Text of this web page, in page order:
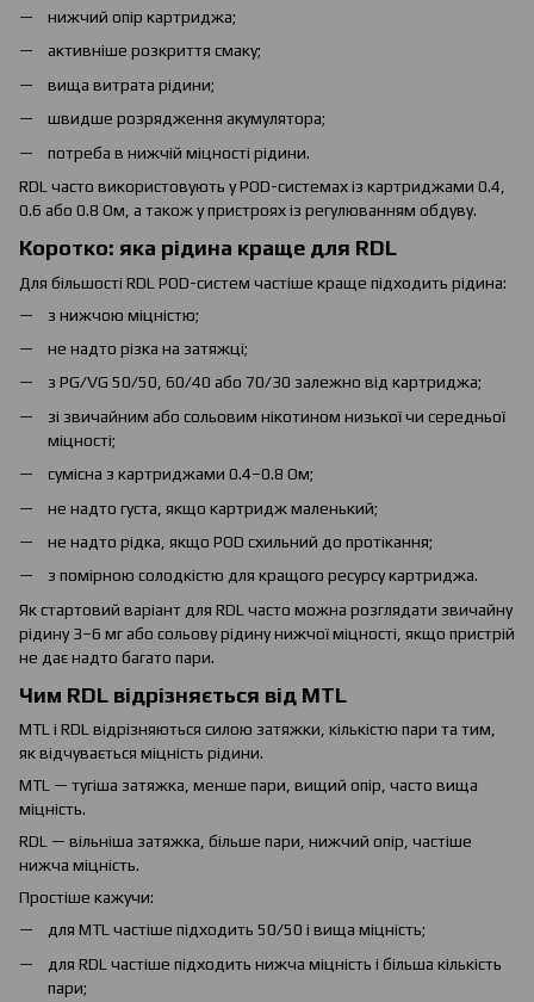
нижчий опір картриджа;
активніше розкриття смаку;
вища витрата рідини;
швидше розрядження акумулятора;
потреба в нижчій міцності рідини.
RDL часто використовують у POD-системах із картриджами 0.4,
0.6 або 0.8 Ом, а також у пристроях із регулюванням обдуву.
Коротко: яка рідина краще для RDL
Для більшості RDL POD-систем частіше краще підходить рідина:
з нижчою міцністю;
не надто різка на затяжці;
з PG/VG 50/50, 60/40 або 70/30 залежно від картриджа;
зі звичайним або сольовим нікотином низької чи середньої
міцності;
сумісна з картриджами 0.4–0.8 Ом;
не надто густа, якщо картридж маленький;
не надто рідка, якщо POD схильний до протікання;
з помірною солодкістю для кращого ресурсу картриджа.
Як стартовий варіант для RDL часто можна розглядати звичайну
рідину 3–6 мг або сольову рідину нижчої міцності, якщо пристрій
не дає надто багато пари.
Чим RDL відрізняється від MTL
MTL і RDL відрізняються силою затяжки, кількістю пари та тим,
як відчувається міцність рідини.
MTL — тугіша затяжка, менше пари, вищий опір, часто вища
міцність.
RDL — вільніша затяжка, більше пари, нижчий опір, частіше
нижча міцність.
Простіше кажучи:
для MTL частіше підходить 50/50 і вища міцність;
для RDL частіше підходить нижча міцність і більша кількість
пари;